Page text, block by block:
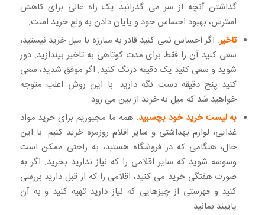
گذاشتن آنچه از سر می گذرانید یک راه عالی برای کاهش
استرس، بهبود احساس خود و پایان دادن به ولع خرید است.
تاخیر. اگر احساس نمی کنید قادر به مبارزه با میل خرید نیستید،
سعی کنید آن را فقط برای مدت کوتاهی به تاخیر بیندازید. دور
شوید و سعی کنید یک دقیقه درنگ کنید. اگر موفق شدید، سعی
کنید پنج دقیقه دست نگه دارید. با این روش اغلب متوجه
خواهید شد که میل به خرید از بین می رود.
به لیست خرید خود بچسبید. همه ما مجبوریم برای خرید مواد
غذایی، لوازم بهداشتی و سایر اقلام روزمره خرید کنیم. با این
حال، هنگامی که در فروشگاه هستید، به راحتی ممکن است
وسوسه ‌شوید که سایر اقلامی را که نیاز ندارید بخرید. اگر به
صورت هفتگی خرید می کنید، اقلامی را که از قبل دارید بررسی
کنید و فهرستی از چیزهایی که نیاز دارید تهیه کنید و به آن
پایبند بمانید.